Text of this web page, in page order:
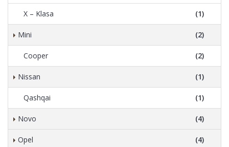
X – Klasa (1)
Mini (2)
Cooper (2)
Nissan (1)
Qashqai (1)
Novo (4)
Opel (4)